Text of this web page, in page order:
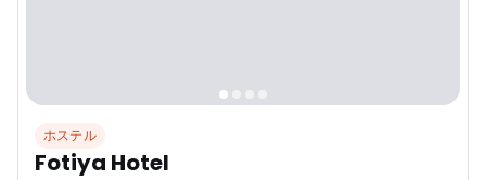
ホステル
Fotiya Hotel